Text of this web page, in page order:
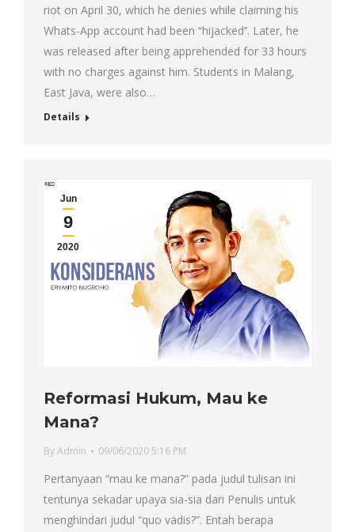
riot on April 30, which he denies while claiming his
Whats-App account had been “hijacked’’. Later, he
was released after being apprehended for 33 hours
with no charges against him. Students in Malang,
East Java, were also…
Details
Jun
9
2020
Reformasi Hukum, Mau ke
Mana?
ByAdmin 09/06/2020 5:16 PM
Pertanyaan “mau ke mana?” pada judul tulisan ini
tentunya sekadar upaya sia-sia dari Penulis untuk
menghindari judul “quo vadis?”. Entah berapa